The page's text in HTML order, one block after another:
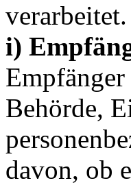
verarbeitet.
i)
Behörde,
davon, ob